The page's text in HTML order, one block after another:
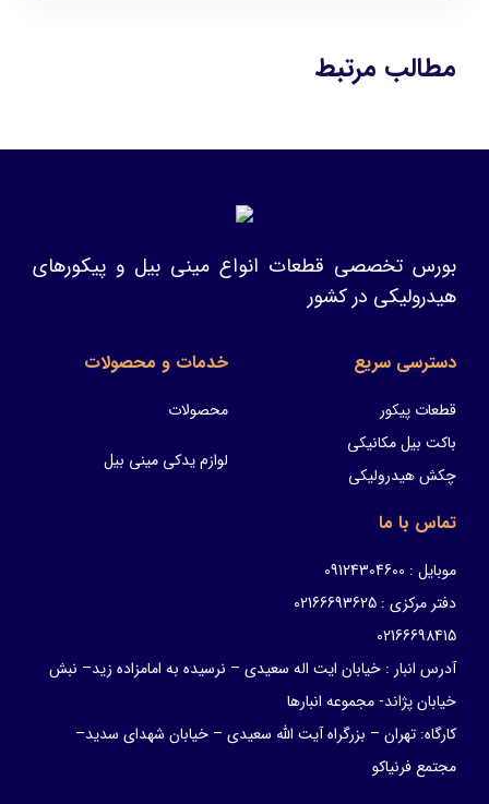
مطالب مرتبط
بورس تخصصی قطعات انواع مینی بیل و پیکورهای
هیدرولیکی در کشور
دسترسی سریع
قطعات پیکور
باکت بیل مکانیکی
چکش هیدرولیکی
خدمات و محصولات
محصولات
لوازم یدکی مینی بیل
تماس با ما
موبایل : 09124304600
دفتر مرکزی : 02166693625
02166698415
آدرس انبار : خیابان ایت اله سعیدی – نرسیده به امامزاده زید– نبش
خیابان پژاند- مجموعه انبارها
کارگاه: تهران – بزرگراه آیت الله سعیدی – خیابان شهدای سدید–
مجتمع فرنیاکو